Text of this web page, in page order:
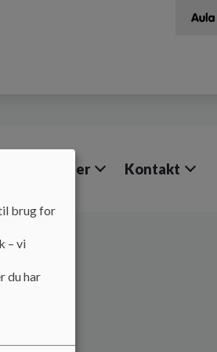
Kontakt
brug for
– vi
du har